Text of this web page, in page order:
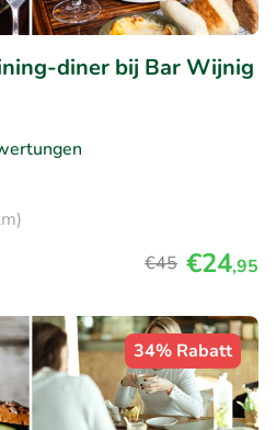
diner bij Bar Wijnig
€45 €24,95
34% Rabatt